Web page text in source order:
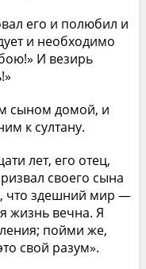
его и полюбил и
и необходимо
И везирь
сыном домой, и
к султану.
лет, его отец,
своего сына
что здешний мир —
жизнь вечна. Я
пойми же,
свой разум».